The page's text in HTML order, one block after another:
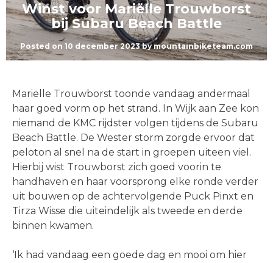
Winst voor Mariëlle Trouwborst
bij Subaru Beach Battle
Posted on 10 december 2023bymountainbiketeam.com
Mariëlle Trouwborst toonde vandaag andermaal
haar goed vorm op het strand. In Wijk aan Zee kon
niemand de KMC rijdster volgen tijdens de Subaru
Beach Battle. De Wester storm zorgde ervoor dat
peloton al snel na de start in groepen uiteen viel.
Hierbij wist Trouwborst zich goed voorin te
handhaven en haar voorsprong elke ronde verder
uit bouwen op de achtervolgende Puck Pinxt en
Tirza Wisse die uiteindelijk als tweede en derde
binnen kwamen.
‘Ik had vandaag een goede dag en mooi om hier